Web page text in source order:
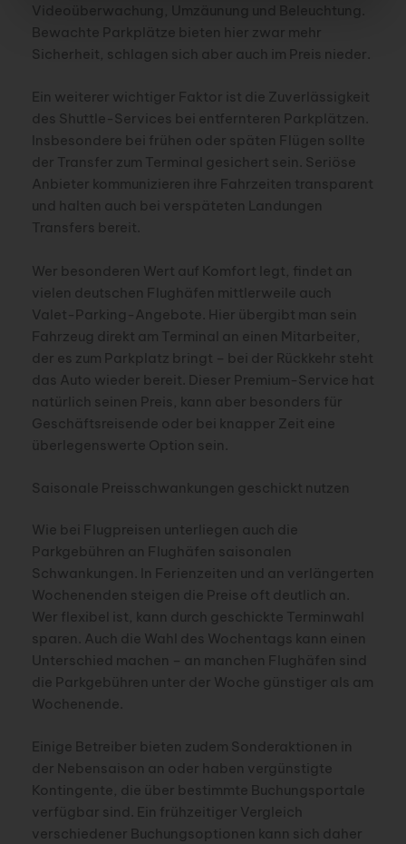
Videoüberwachung, Umzäunung und Beleuchtung.
Bewachte Parkplätze bieten hier zwar mehr
Sicherheit, schlagen sich aber auch im Preis nieder.
Ein weiterer wichtiger Faktor ist die Zuverlässigkeit
des Shuttle-Services bei entfernteren Parkplätzen.
Insbesondere bei frühen oder späten Flügen sollte
der Transfer zum Terminal gesichert sein. Seriöse
Anbieter kommunizieren ihre Fahrzeiten transparent
und halten auch bei verspäteten Landungen
Transfers bereit.
Wer besonderen Wert auf Komfort legt, findet an
vielen deutschen Flughäfen mittlerweile auch
Valet-Parking-Angebote. Hier übergibt man sein
Fahrzeug direkt am Terminal an einen Mitarbeiter,
der es zum Parkplatz bringt – bei der Rückkehr steht
das Auto wieder bereit. Dieser Premium-Service hat
natürlich seinen Preis, kann aber besonders für
Geschäftsreisende oder bei knapper Zeit eine
überlegenswerte Option sein.
Saisonale Preisschwankungen geschickt nutzen
Wie bei Flugpreisen unterliegen auch die
Parkgebühren an Flughäfen saisonalen
Schwankungen. In Ferienzeiten und an verlängerten
Wochenenden steigen die Preise oft deutlich an.
Wer flexibel ist, kann durch geschickte Terminwahl
sparen. Auch die Wahl des Wochentags kann einen
Unterschied machen – an manchen Flughäfen sind
die Parkgebühren unter der Woche günstiger als am
Wochenende.
Einige Betreiber bieten zudem Sonderaktionen in
der Nebensaison an oder haben vergünstigte
Kontingente, die über bestimmte Buchungsportale
verfügbar sind. Ein frühzeitiger Vergleich
verschiedener Buchungsoptionen kann sich daher